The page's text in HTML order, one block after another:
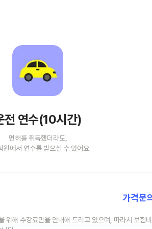
전 연수(10시간)
면허를 취득했더라도,
원에서 연수를 받으실 수 있어요.
가격문
위해 수강료만을 안내해 드리고 있으며, 따라서 보험비